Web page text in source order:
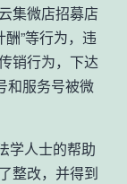
集微店招募店
酬”等行为，违
销行为，下达
和服务号被微
学人士的帮助
整改，并得到